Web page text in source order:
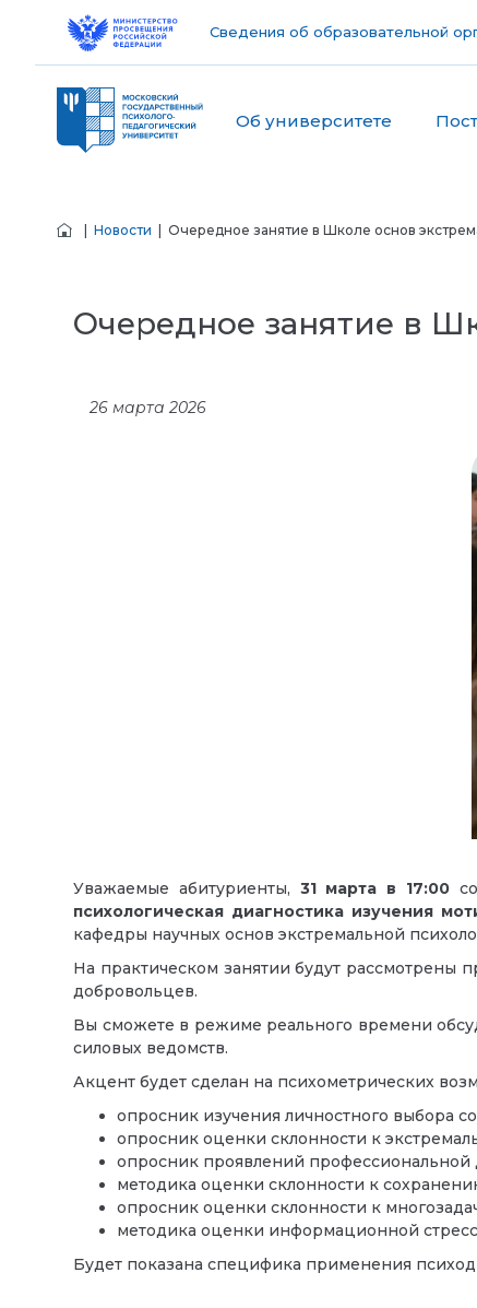
Сведения об образовательной
Об университете
Новости | Очередное занятие в Школе основ
Очередное занятие в
26 марта 2026
Уважаемые абитуриенты, 31 марта в 17:00
психологическая диагностика изучения
кафедры научных основ экстремальной
На практическом занятии будут рассмотрены
добровольцев.
Вы сможете в режиме реального времени
силовых ведомств.
Акцент будет сделан на психометрических
опросник изучения личностного выбора
опросник оценки склонности к
опросник проявлений профессиональной
методика оценки склонности к
опросник оценки склонности к
методика оценки информационной
Будет показана специфика применения